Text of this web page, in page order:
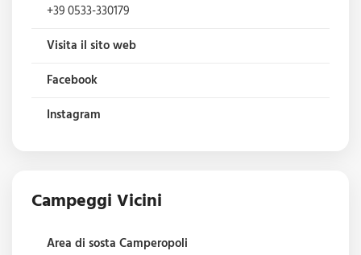
+39 0533-330179
Visita il sito web
Facebook
Instagram
Campeggi Vicini
Area di sosta Camperopoli